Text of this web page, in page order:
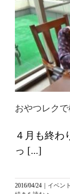
おやつレク
４月も終わ
っ [...]
2016/04/24
イベント